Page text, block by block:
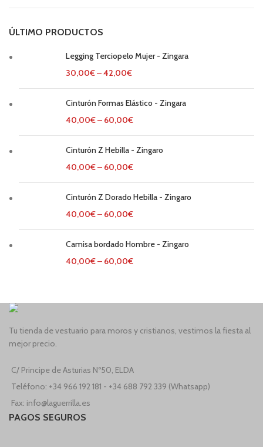
ÚLTIMO PRODUCTOS
Legging Terciopelo Mujer - Zingara
30,00€–42,00€
Cinturón Formas Elástico - Zingara
40,00€– 60,00€
Cinturón Z Hebilla - Zingaro
40,00€– 60,00€
Cinturón Z Dorado Hebilla - Zingaro
40,00€– 60,00€
Camisa bordado Hombre - Zingaro
40,00€– 60,00€
Tu tienda de vestuario para moros y cristianos, vestimos la fiesta al
mejor precio.
C/ Principe de Asturias Nº50, ELDA
Teléfono: +34 966 192 181 - +34 688 792 339 (Whatsapp)
Fax: info@laguerrilla.es
PAGOS SEGUROS